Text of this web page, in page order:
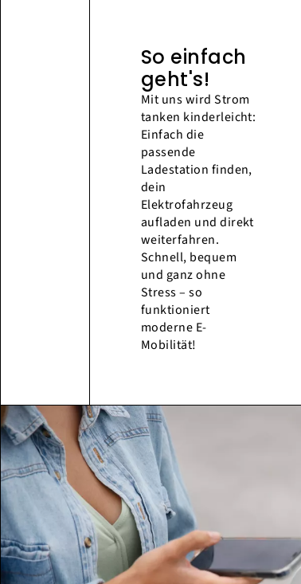
So einfach
geht's!
Mit uns wird Strom
tanken kinderleicht:
Einfach die
passende
Ladestation finden,
dein
Elektrofahrzeug
aufladen und direkt
weiterfahren.
Schnell, bequem
und ganz ohne
Stress – so
funktioniert
moderne E-
Mobilität!